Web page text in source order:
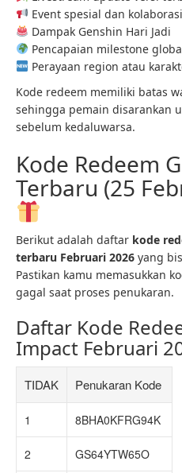
Event spesial dan kolaborasi
Dampak Genshin Hari Jadi
Pencapaian milestone
Perayaan region atau
Kode redeem memiliki batas
sehingga pemain disarankan
sebelum kedaluwarsa.
Kode Redeem
Terbaru (25
Berikut adalah daftar kode
terbaru Februari 2026 yang
Pastikan kamu memasukkan
gagal saat proses penukaran.
Daftar Kode
Impact Februari
TIDAK Penukaran Kode
1 8BHA0KFRG94K
2 GS64YTW65O